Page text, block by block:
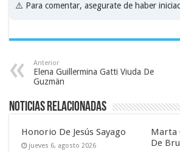
⚠️ Para comentar, asegurate de haber
Anterior
Elena Guillermina Gatti Viuda De
Guzmän
Noticias relacionadas
Honorio De Jesús Sayago
jueves 6, agosto 2026
Marta
De